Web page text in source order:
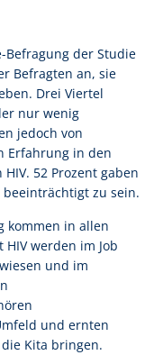
Befragung der Studie
Befragten an, sie
Drei Viertel
nur wenig
jedoch von
Erfahrung in den
52 Prozent gaben
zu sein.
kommen in allen
werden im Job
und im
und ernten
Kita bringen.